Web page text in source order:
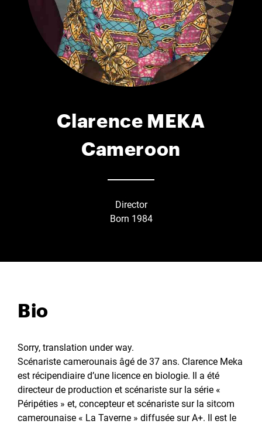
Clarence MEKA
Cameroon
Director
Born 1984
Bio
Sorry, translation under way.
Scénariste camerounais âgé de 37 ans. Clarence Meka
est récipendiaire d’une licence en biologie. Il a été
directeur de production et scénariste sur la série «
Péripéties » et, concepteur et scénariste sur la sitcom
camerounaise « La Taverne » diffusée sur A+. Il est le